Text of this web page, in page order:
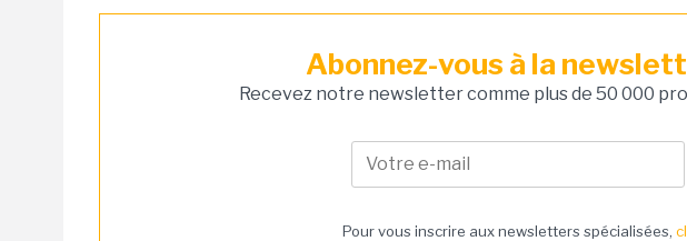
Abonnez-vous à la
Recevez notre newsletter comme plus de 50 000
Pour vous inscrire aux newsletters spécialisées,